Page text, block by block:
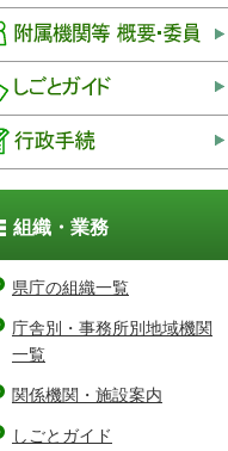
組織・業務
県庁の組織一覧
庁舎別・事務所別地域機関
一覧
関係機関・施設案内
しごとガイド